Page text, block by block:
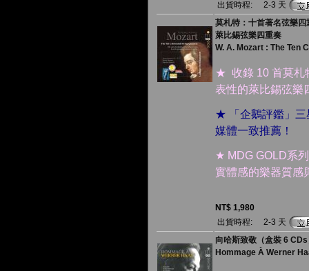
出貨時程:
2-3 天
莫札特：十首著名弦樂
萊比錫弦樂四重奏
W. A. Mozart : The Ten
★ 收錄 10 首莫札
表性的萊比錫弦樂
★ 「企鵝評鑑」三
媒體一致推薦！
★ MDG GOLD系
實體感的樂器質感
NT$ 1,980
出貨時程:
2-3 天
向哈斯致敬（盒裝 6
Hommage À Werner